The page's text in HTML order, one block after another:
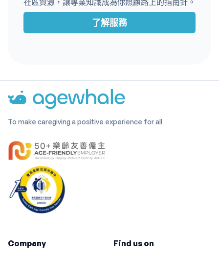
社區資源，讓專業知識成為你照顧路上的指南針。
了解服務
To make caregiving a positive experience for all
Company
Find us on